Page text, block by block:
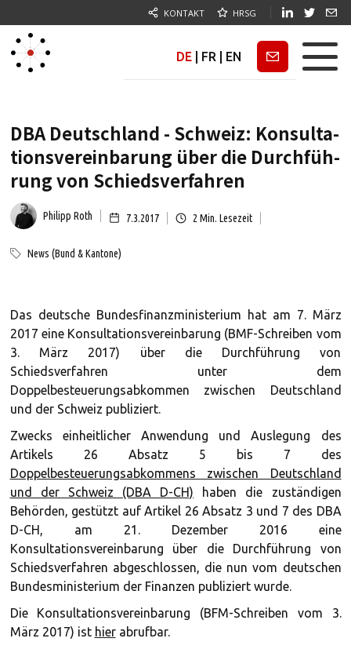
KONTAKT HRSG
DE FR EN Newsletter
DBA Deutschland - Schweiz: Kon­sul­ta­
ti­ons­ver­ein­ba­rung über die Durch­füh­
rung von Schieds­ver­fah­ren
Philipp Roth 7.3.2017 2 Min. Lesezeit
News (Bund & Kantone)
Das deutsche Bundesfinanzministerium hat am 7. März
2017 eine Konsultationsvereinbarung (BMF-Schreiben vom
3. März 2017) über die Durchführung von
Schiedsverfahren unter dem
Doppelbesteuerungsabkommen zwischen Deutschland
und der Schweiz publiziert.
Zwecks einheitlicher Anwendung und Auslegung des
Artikels 26 Absatz 5 bis 7 des
Doppelbesteuerungsabkommens zwischen Deutschland
und der Schweiz (DBA D-CH) haben die zuständigen
Behörden, gestützt auf Artikel 26 Absatz 3 und 7 des DBA
D-CH, am 21. Dezember 2016 eine
Konsultationsvereinbarung über die Durchführung von
Schiedsverfahren abgeschlossen, die nun vom deutschen
Bundesministerium der Finanzen publiziert wurde.
Die Konsultationsvereinbarung (BFM-Schreiben vom 3.
März 2017) ist hierabrufbar.